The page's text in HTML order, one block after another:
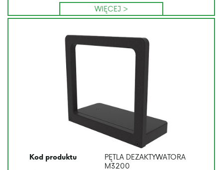
WIĘCEJ >
Kod produktu
PĘTLA DEZAKTYWATORA
M3200